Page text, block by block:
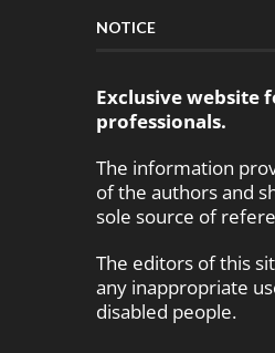
NOTICE
Exclusive website
professionals.
The information
of the authors and
sole source of
The editors of this
any inappropriate
disabled people.